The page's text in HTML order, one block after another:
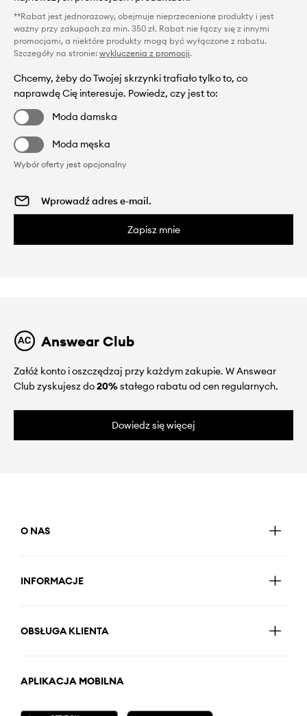
**Rabat jest jednorazowy, obejmuje nieprzecenione produkty i jest
ważny przy zakupach za min. 350 zł. Rabat nie łączy się z innymi
promocjami, a niektóre produkty mogą być wyłączone z rabatu.
Szczegóły na stronie: wykluczenia z promocji.
Chcemy, żeby do Twojej skrzynki trafiało tylko to, co
naprawdę Cię interesuje. Powiedz, czy jest to:
Moda damska
Moda męska
Wybór oferty jest opcjonalny
Zapisz mnie
Answear Club
Załóż konto i oszczędzaj przy każdym zakupie. W Answear
Club zyskujesz do20%stałego rabatu od cen regularnych.
Dowiedz się więcej
O NAS
INFORMACJE
OBSŁUGA KLIENTA
APLIKACJA MOBILNA